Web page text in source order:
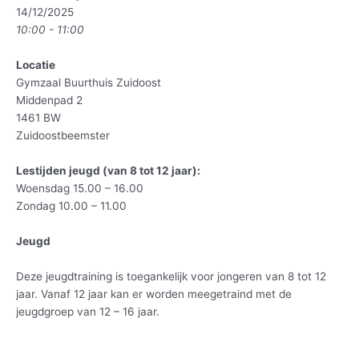
14/12/2025
10:00 - 11:00
Locatie
Gymzaal Buurthuis Zuidoost
Middenpad 2
1461 BW
Zuidoostbeemster
Lestijden jeugd (van 8 tot 12 jaar):
Woensdag 15.00 – 16.00
Zondag 10.00 – 11.00
Jeugd
Deze jeugdtraining is toegankelijk voor jongeren van 8 tot 12
jaar. Vanaf 12 jaar kan er worden meegetraind met de
jeugdgroep van 12 – 16 jaar.